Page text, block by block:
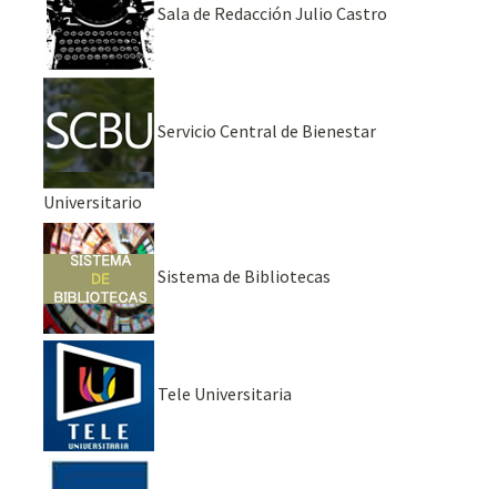
Sala de Redacción Julio Castro
Servicio Central de Bienestar
Universitario
Sistema de Bibliotecas
Tele Universitaria